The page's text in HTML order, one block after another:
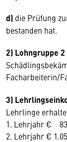
d) die Prüfung
bestanden hat.
2) Lohngruppe 2
Facharbeiterin/
3)
Lehrlinge
1. Lehrjahr €
2. Lehrjahr €